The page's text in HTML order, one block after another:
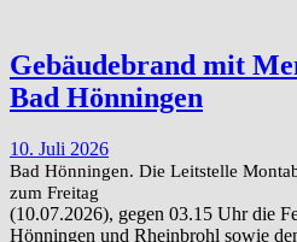
Gebäudebrand mit
Bad Hönningen
10. Juli 2026
Bad Hönningen. Die Leitstelle
zum Freitag
(10.07.2026), gegen 03.15 Uhr die
Hönningen und Rheinbrohl sowie